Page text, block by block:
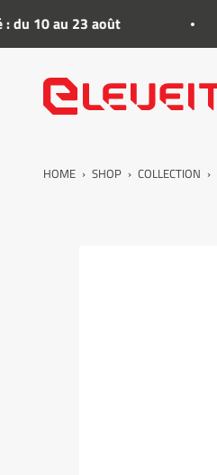
10 au 23 août
Eleveit
HOME › SHOP › COLLECTION ›